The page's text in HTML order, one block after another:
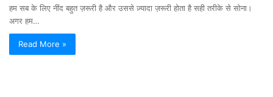
हम सब के लिए नींद बहुत ज़रूरी है और उससे ज़्यादा ज़रूरी होता है सही तरीके से सोना।
अगर हम…
Read More »